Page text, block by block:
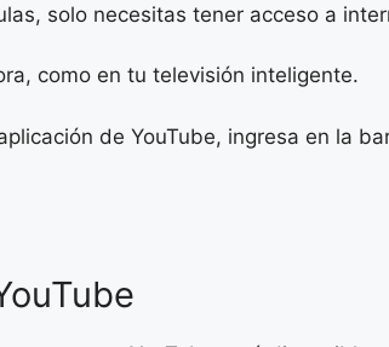
solo necesitas tener acceso a
como en tu televisión inteligente.
de YouTube, ingresa en la